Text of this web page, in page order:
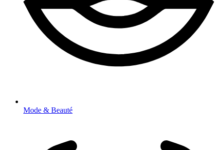
Mode & Beauté